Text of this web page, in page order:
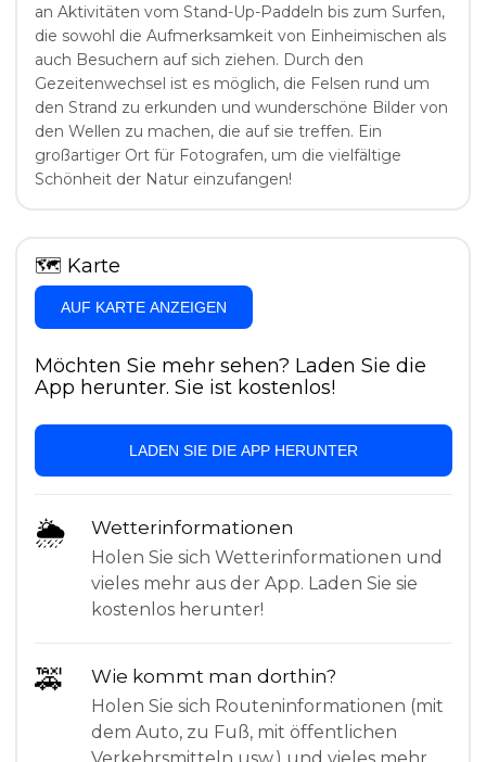
an Aktivitäten vom Stand-Up-Paddeln bis zum Surfen,
die sowohl die Aufmerksamkeit von Einheimischen als
auch Besuchern auf sich ziehen. Durch den
Gezeitenwechsel ist es möglich, die Felsen rund um
den Strand zu erkunden und wunderschöne Bilder von
den Wellen zu machen, die auf sie treffen. Ein
großartiger Ort für Fotografen, um die vielfältige
Schönheit der Natur einzufangen!
🗺 Karte
AUF KARTE ANZEIGEN
Möchten Sie mehr sehen? Laden Sie die
App herunter. Sie ist kostenlos!
LADEN SIE DIE APP HERUNTER
🌦 Wetterinformationen
Holen Sie sich Wetterinformationen und
vieles mehr aus der App. Laden Sie sie
kostenlos herunter!
🚕 Wie kommt man dorthin?
Holen Sie sich Routeninformationen (mit
dem Auto, zu Fuß, mit öffentlichen